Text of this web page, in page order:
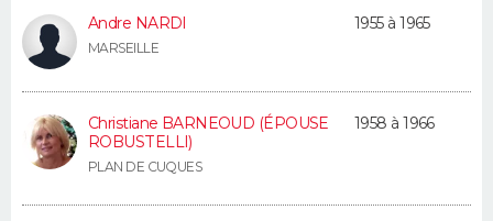
FORUM
Bricolage
Lifestyle
Culture
Sport
Auto
Television
Voyage
Cinema
Andre NARDI
MARSEILLE
1955 à 1965
Christiane BARNEOUD (ÉPOUSE
ROBUSTELLI)
PLAN DE CUQUES
1958 à 1966